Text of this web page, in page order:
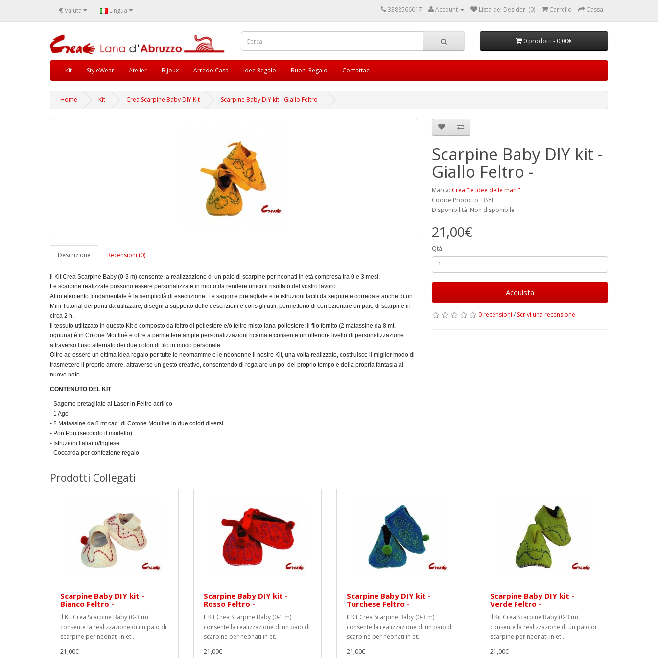
€ Valuta Lingua 3388566017 Account Lista dei Desideri (0) Carrello Cassa
0 prodotti - 0,00€
Kit StyleWear Atelier Bijoux Arredo Casa Idee Regalo Buoni Regalo Contattaci
Home Kit Crea Scarpine Baby DIY Kit Scarpine Baby DIY kit - Giallo Feltro -
Descrizione Recensioni (0)
Il Kit Crea Scarpine Baby (0-3 m) consente la realizzazione di un paio di scarpine per neonati in età compresa tra 0 e 3 mesi.
Le scarpine realizzate possono essere personalizzate in modo da rendere unico il risultato del vostro lavoro.
Altro elemento fondamentale è la semplicità di esecuzione. Le sagome pretagliate e le istruzioni facili da seguire e corredate anche di un
Mini Tutorial dei punti da utilizzare, disegni a supporto delle descrizioni e consigli utili, permettono di confezionare un paio di scarpine in
circa 2 h.
Il tessuto utilizzato in questo Kit è composto da feltro di poliestere e/o feltro misto lana-poliestere; il filo fornito (2 matassine da 8 mt.
ognuna) è in Cotone Moulinè e oltre a permettere ampie personalizzazioni ricamate consente un ulteriore livello di personalizzazione
attraverso l’uso alternato dei due colori di filo in modo personale.
Oltre ad essere un ottima idea regalo per tutte le neomamme e le neononne il nostro Kit, una volta realizzato, costituisce il miglior modo di
trasmettere il proprio amore, attraverso un gesto creativo, consentendo di regalare un po’ del proprio tempo e della propria fantasia al
nuovo nato.
CONTENUTO DEL KIT
- Sagome pretagliate al Laser in Feltro acrilico
- 1 Ago
- 2 Matassine da 8 mt cad. di Cotone Moulinè in due colori diversi
- Pon Pon (secondo il modello)
- Istruzioni Italiano/Inglese
- Coccarda per confezione regalo
Scarpine Baby DIY kit -
Giallo Feltro -
Marca: Crea "le idee delle mani"
Codice Prodotto: BSYF
Disponibilità: Non disponibile
21,00€
Qtà
Acquista
0 recensioni / Scrivi una recensione
Prodotti Collegati
Scarpine Baby DIY kit -
Bianco Feltro -
Il Kit Crea Scarpine Baby (0-3 m)
consente la realizzazione di un paio di
scarpine per neonati in et..
21,00€
Scarpine Baby DIY kit -
Rosso Feltro -
Il Kit Crea Scarpine Baby (0-3 m)
consente la realizzazione di un paio di
scarpine per neonati in et..
21,00€
Scarpine Baby DIY kit -
Turchese Feltro -
Il Kit Crea Scarpine Baby (0-3 m)
consente la realizzazione di un paio di
scarpine per neonati in et..
21,00€
Scarpine Baby DIY kit -
Verde Feltro -
Il Kit Crea Scarpine Baby (0-3 m)
consente la realizzazione di un paio di
scarpine per neonati in et..
21,00€